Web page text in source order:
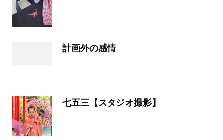
計画外の感情
七五三【スタジオ撮影】